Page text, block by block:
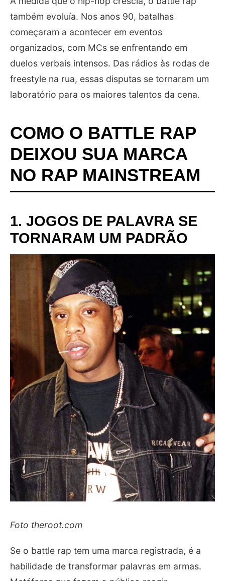
também evoluía. Nos anos 90, batalhas
começaram a acontecer em eventos
organizados, com MCs se enfrentando em
duelos verbais intensos. Das rádios às rodas de
freestyle na rua, essas disputas se tornaram um
laboratório para os maiores talentos da cena.
COMO O BATTLE RAP
DEIXOU SUA MARCA
NO RAP MAINSTREAM
1. JOGOS DE PALAVRA SE
TORNARAM UM PADRÃO
Foto theroot.com
Se o battle rap tem uma marca registrada, é a
habilidade de transformar palavras em armas.